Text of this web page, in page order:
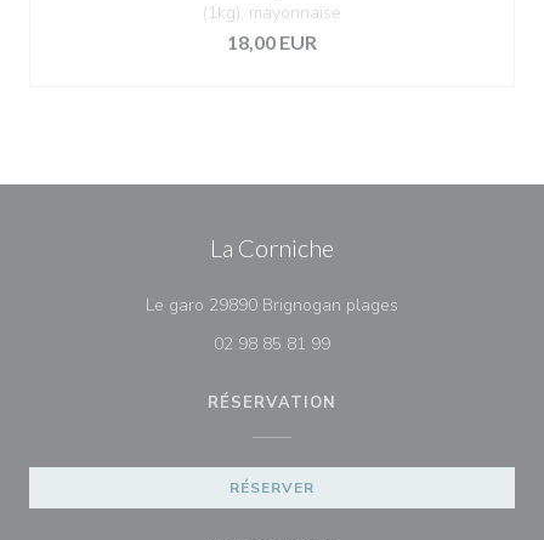
(1kg), mayonnaise
18,00 EUR
La Corniche
Le garo 29890 Brignogan plages
02 98 85 81 99
RÉSERVATION
RÉSERVER